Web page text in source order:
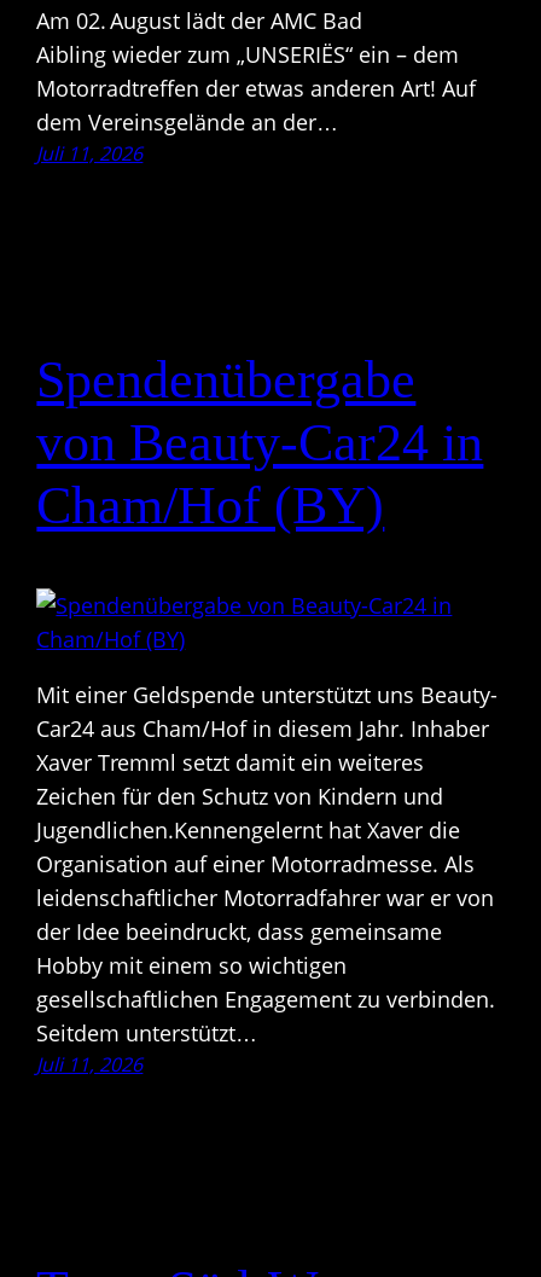
Am 02. August lädt der AMC Bad
Aibling wieder zum „UNSERIËS“ ein – dem
Motorradtreffen der etwas anderen Art! Auf
dem Vereinsgelände an der…
Juli 11, 2026
Spendenübergabe
von Beauty-Car24 in
Cham/Hof (BY)
Mit einer Geldspende unterstützt uns Beauty-
Car24 aus Cham/Hof in diesem Jahr. Inhaber
Xaver Tremml setzt damit ein weiteres
Zeichen für den Schutz von Kindern und
Jugendlichen.Kennengelernt hat Xaver die
Organisation auf einer Motorradmesse. Als
leidenschaftlicher Motorradfahrer war er von
der Idee beeindruckt, dass gemeinsame
Hobby mit einem so wichtigen
gesellschaftlichen Engagement zu verbinden.
Seitdem unterstützt…
Juli 11, 2026